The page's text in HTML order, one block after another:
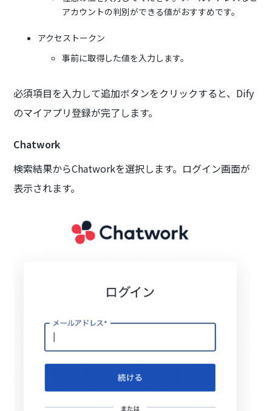
アカウントの判別ができる値がおすすめです。
アクセストークン
事前に取得した値を入力します。
必須項目を入力して追加ボタンをクリックすると、Dify
のマイアプリ登録が完了します。
Chatwork
検索結果からChatworkを選択します。ログイン画面が
表示されます。